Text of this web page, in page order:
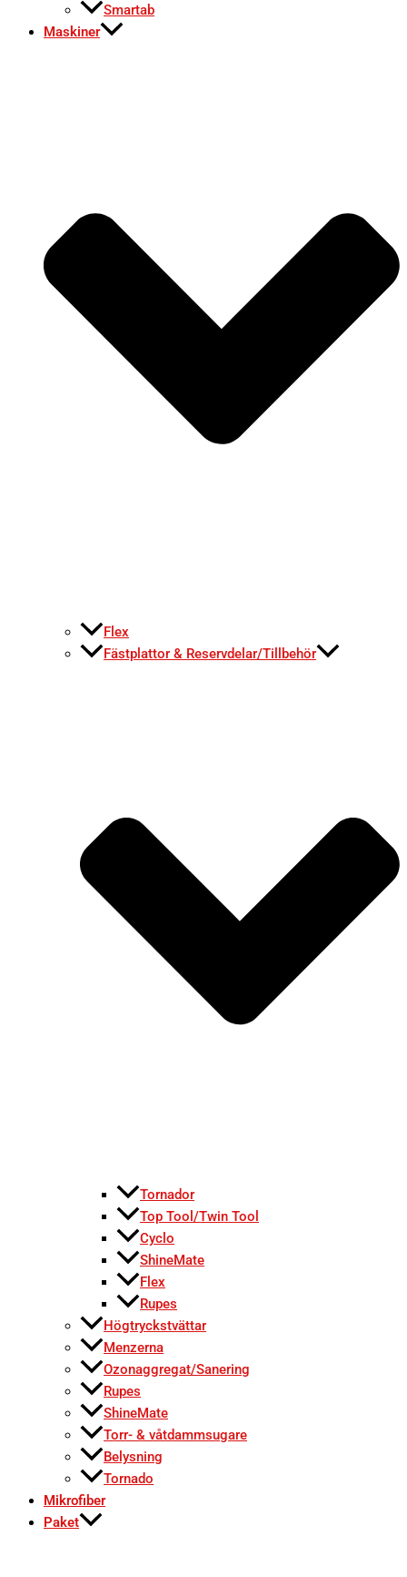
Smartab
Maskiner
Flex
Fästplattor & Reservdelar/Tillbehör
Tornador
Top Tool/Twin Tool
Cyclo
ShineMate
Flex
Rupes
Högtryckstvättar
Menzerna
Ozonaggregat/Sanering
Rupes
ShineMate
Torr- & våtdammsugare
Belysning
Tornado
Mikrofiber
Paket